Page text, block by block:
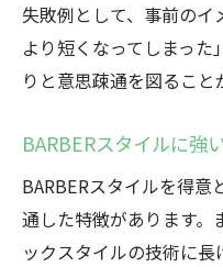
失敗例として、事前の
より短くなってしまっ
りと意思疎通を図ること
BARBERスタイルに強
BARBERスタイルを得
通した特徴があります。
ックスタイルの技術に